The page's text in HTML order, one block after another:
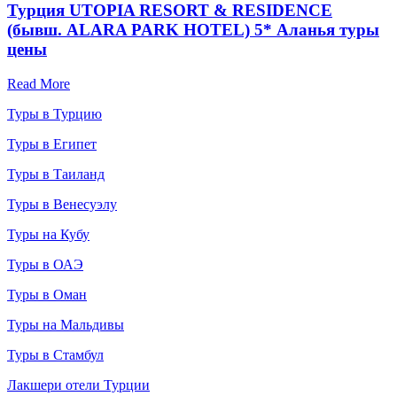
Турция UTOPIA RESORT & RESIDENCE
(бывш. ALARA PARK HOTEL) 5* Аланья туры
цены
Read More
Туры в Турцию
Туры в Египет
Туры в Таиланд
Туры в Венесуэлу
Туры на Кубу
Туры в ОАЭ
Туры в Оман
Туры на Мальдивы
Туры в Стамбул
Лакшери отели Турции